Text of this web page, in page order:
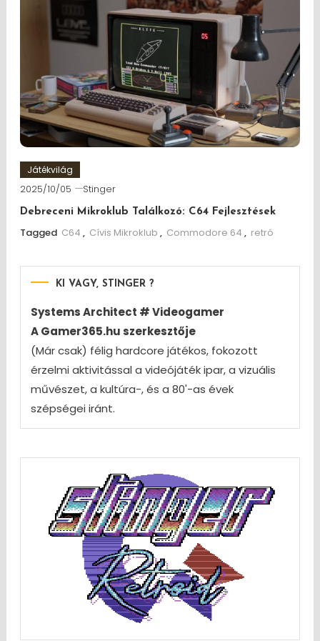
Játékvilág
2025/10/05 Stinger
Debreceni Mikroklub Találkozó: C64 Fejlesztések
Tagged C64 , Cívis Mikroklub , Commodore 64 , retró
KI VAGY, STINGER ?
Systems Architect # Videogamer
A Gamer365.hu szerkesztője
(Már csak) félig hardcore játékos, fokozott
érzelmi aktivitással a videójáték ipar, a vizuális
művészet, a kultúra-, és a 80'-as évek
szépségei iránt.